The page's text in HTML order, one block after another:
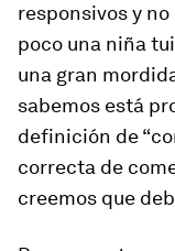
responsivos y
poco una niña
una gran
sabemos está
definición de
correcta de
creemos que